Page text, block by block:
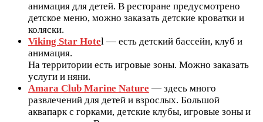
анимация для детей. В ресторане предусмотрено
детское меню, можно заказать детские кроватки и
коляски.
Viking Star Hotel — есть детский бассейн, клуб и
анимация.
На территории есть игровые зоны. Можно заказать
услуги и няни.
Amara Club Marine Nature — здесь много
развлечений для детей и взрослых. Большой
аквапарк с горками, детские клубы, игровые зоны и